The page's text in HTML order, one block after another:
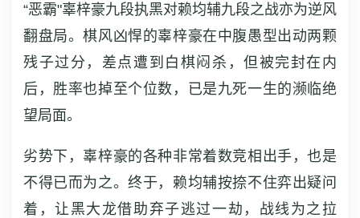
“恶霸"辜梓豪九段执黑对赖均辅九段之战亦为逆风
翻盘局。棋风凶悍的辜梓豪在中腹愚型出动两颗
残子过分，差点遭到白棋闷杀，但被完封在内
后，胜率也掉至个位数，已是九死一生的濒临绝
望局面。
劣势下，辜梓豪的各种非常着数竞相出手，也是
不得已而为之。终于，赖均辅按捺不住弈出疑问
着，让黑大龙借助弃子逃过一劫，战线为之拉